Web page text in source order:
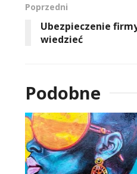
Poprzedni
Ubezpieczenie
wiedzieć
Podobne